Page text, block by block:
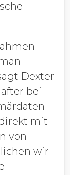
Dexter
bei
mit
von
wir